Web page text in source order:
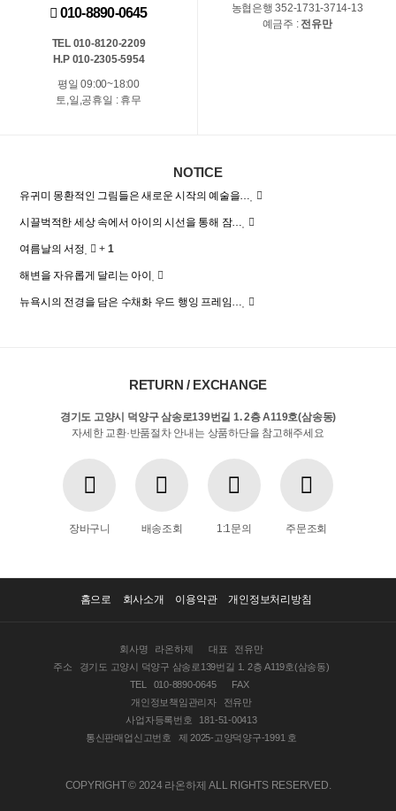
010-8890-0645
TEL 010-8120-2209
H.P 010-2305-5954
평일 09:00~18:00
토,일,공휴일 : 휴무
농협은행 352-1731-3714-13
예금주 : 전유만
NOTICE
유귀미 몽환적인 그림들은 새로운 시작의 예술을…
시끌벅적한 세상 속에서 아이의 시선을 통해 잠…
여름날의 서정 + 1
해변을 자유롭게 달리는 아이
뉴욕시의 전경을 담은 수채화 우드 행잉 프레임…
RETURN / EXCHANGE
경기도 고양시 덕양구 삼송로139번길 1. 2층 A119호(삼송동)
자세한 교환·반품절차 안내는 상품하단을 참고해주세요
장바구니 배송조회 1:1문의 주문조회
홈으로 회사소개 이용약관 개인정보처리방침
회사명 라온하제 대표
전유만
주소
경기도 고양시 덕양구 삼송로139번길 1. 2층 A119호(삼송동)
TEL
010-8890-0645
FAX
개인정보책임관리자
전유만
사업자등록번호
181-51-00413
통신판매업신고번호
제 2025-고양덕양구-1991 호
COPYRIGHT © 2024 라온하제 ALL RIGHTS RESERVED.